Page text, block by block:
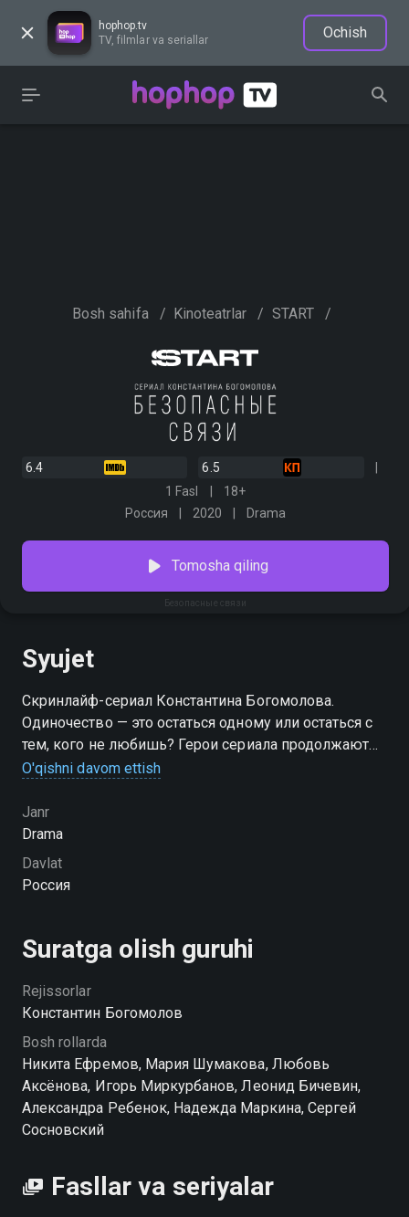
hophop.tv
TV, filmlar va seriallar
Ochish
Bosh sahifa / Kinoteatrlar / START /
6.4
6.5
1 Fasl
18+
Россия
2020 Drama
Безопасные связи
Tomosha qiling
Syujet
Скринлайф-сериал Константина Богомолова.
Одиночество — это остаться одному или остаться с
тем, кого не любишь? Герои сериала продолжают
жить полной жизнью, несмотря на обстоятельства.
застрявшие в самоизоляции со своими законными
супругами. Но и для них настал момент задуматься о
том, на что всегда не хватало времени.
O'qishni davom ettish
Janr
Drama
Davlat
Россия
Suratga olish guruhi
Rejissorlar
Константин Богомолов
Bosh rollarda
Никита Ефремов, Мария Шумакова, Любовь
Аксёнова, Игорь Миркурбанов, Леонид Бичевин,
Александра Ребенок, Надежда Маркина, Сергей
Сосновский
Fasllar va seriyalar